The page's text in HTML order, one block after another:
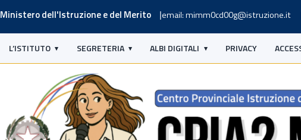
Ministero dell'Istruzione e del Merito email: mimm0cd00g@istruzione.it
L’ISTITUTO SEGRETERIA ALBI DIGITALI PRIVACY